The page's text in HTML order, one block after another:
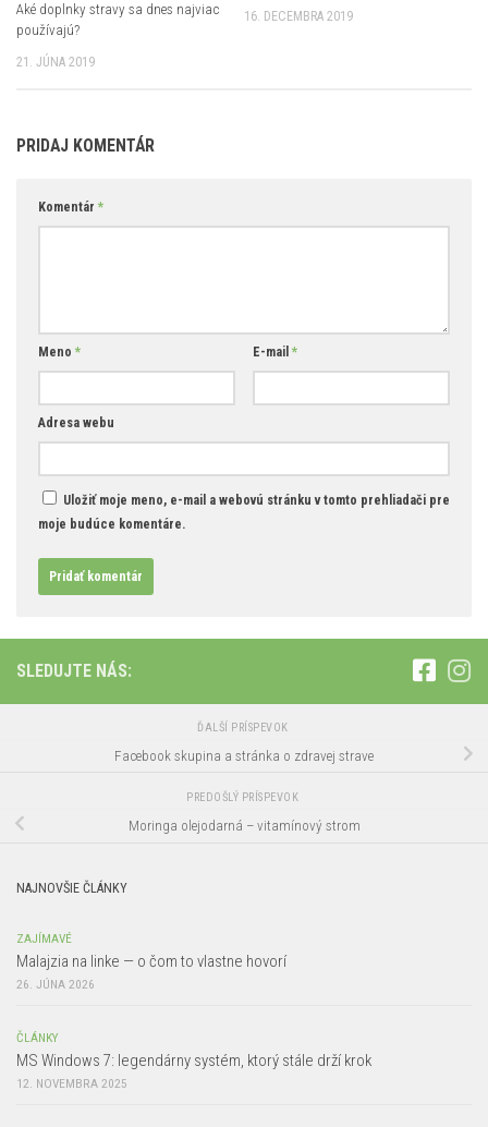
Aké doplnky stravy sa dnes najviac
používajú?
21. JÚNA 2019
16. DECEMBRA 2019
PRIDAJ KOMENTÁR
Komentár *
Meno * E-mail *
Adresa webu
Uložiť moje meno, e-mail a webovú stránku v tomto prehliadači pre
moje budúce komentáre.
SLEDUJTE NÁS:
ĎALŠÍ PRÍSPEVOK
Facebook skupina a stránka o zdravej strave
PREDOŠLÝ PRÍSPEVOK
Moringa olejodarná – vitamínový strom
NAJNOVŠIE ČLÁNKY
ZAJÍMAVÉ
Malajzia na linke — o čom to vlastne hovorí
26. JÚNA 2026
ČLÁNKY
MS Windows 7: legendárny systém, ktorý stále drží krok
12. NOVEMBRA 2025